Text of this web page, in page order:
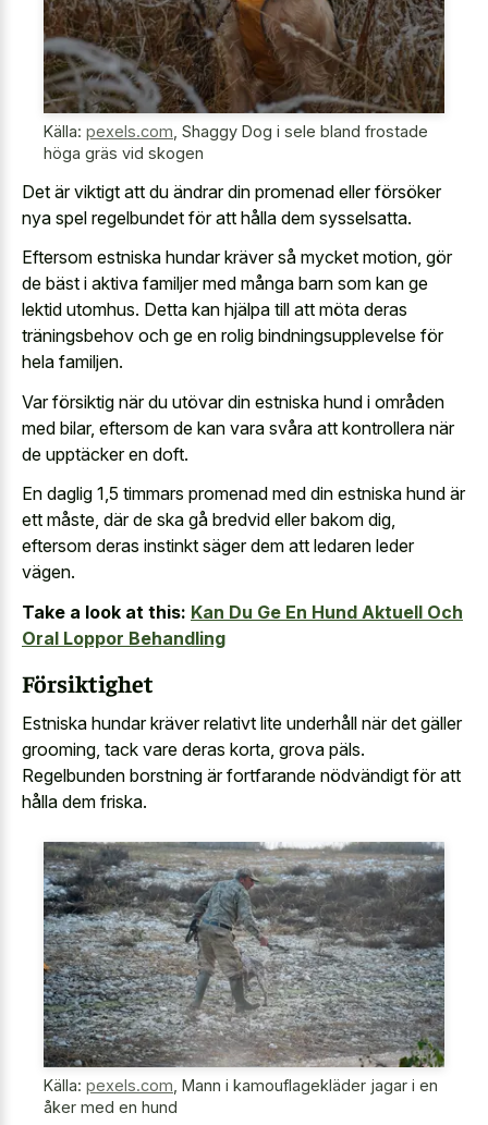
Källa: pexels.com, Shaggy Dog i sele bland frostade
höga gräs vid skogen
Det är viktigt att du ändrar din promenad eller försöker
nya spel regelbundet för att hålla dem sysselsatta.
Eftersom estniska hundar kräver så mycket motion, gör
de bäst i aktiva familjer med många barn som kan ge
lektid utomhus. Detta kan hjälpa till att möta deras
träningsbehov och ge en rolig bindningsupplevelse för
hela familjen.
Var försiktig när du utövar din estniska hund i områden
med bilar, eftersom de kan vara svåra att kontrollera när
de upptäcker en doft.
En daglig 1,5 timmars promenad med din estniska hund är
ett måste, där de ska gå bredvid eller bakom dig,
eftersom deras instinkt säger dem att ledaren leder
vägen.
Take a look at this: Kan Du Ge En Hund Aktuell Och
Oral Loppor Behandling
Försiktighet
Estniska hundar kräver relativt lite underhåll när det gäller
grooming, tack vare deras korta, grova päls.
Regelbunden borstning är fortfarande nödvändigt för att
hålla dem friska.
Källa: pexels.com, Mann i kamouflagekläder jagar i en
åker med en hund